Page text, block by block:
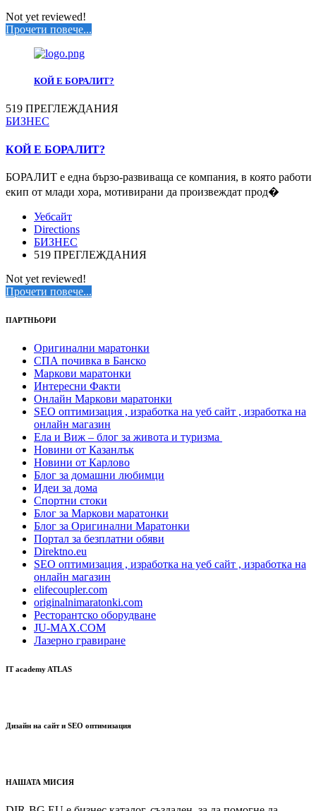
Not yet reviewed!
Прочети повече...
КОЙ Е БОРАЛИТ?
519 ПРЕГЛЕЖДАНИЯ
БИЗНЕС
КОЙ Е БОРАЛИТ?
БОРАЛИТ е една бързо-развиваща се компания, в която работи
екип от млади хора, мотивирани да произвеждат прод�
Уебсайт
Directions
БИЗНЕС
519 ПРЕГЛЕЖДАНИЯ
Not yet reviewed!
Прочети повече...
ПАРТНЬОРИ
Оригинални маратонки
СПА почивка в Банско
Маркови маратонки
Интересни Факти
Онлайн Маркови маратонки
SEO оптимизация , изработка на уеб сайт , изработка на
онлайн магазин
Ела и Виж – блог за живота и туризма
Новини от Казанлък
Новини от Карлово
Блог за домашни любимци
Идеи за дома
Спортни стоки
Блог за Маркови маратонки
Блог за Оригинални Маратонки
Портал за безплатни обяви
Direktno.eu
SEO оптимизация , изработка на уеб сайт , изработка на
онлайн магазин
elifecoupler.com
originalnimaratonki.com
Ресторантско оборудване
JU-MAX.COM
Лазерно гравиране
IT academy ATLAS
Дизайн на сайт и SEO оптимизация
НАШАТА МИСИЯ